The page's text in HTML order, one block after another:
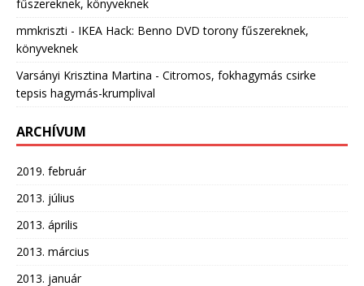
fűszereknek, könyveknek
mmkriszti - IKEA Hack: Benno DVD torony fűszereknek,
könyveknek
Varsányi Krisztina Martina - Citromos, fokhagymás csirke
tepsis hagymás-krumplival
ARCHÍVUM
2019. február
2013. július
2013. április
2013. március
2013. január